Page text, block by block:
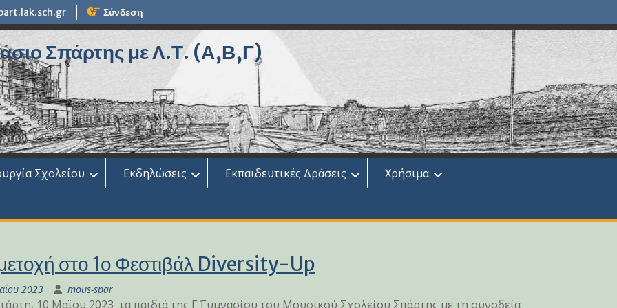
Σύνδεση
Σπάρτης με Λ.Τ. (Α,Β,Γ)
Σχολείου Εκδηλώσεις Εκπαιδευτικές Δράσεις
Χρήσιμα
στο 1ο Φεστιβάλ Diversity-Up
2023 mous-spar
10 Μαϊου 2023 τα παιδιά της Γ΄ Γυμνασίου του Μουσικού Σχολείου Σπάρτης με τη συνοδεία